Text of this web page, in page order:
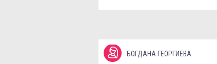
БОГДАНА ГЕОРГИЕВА